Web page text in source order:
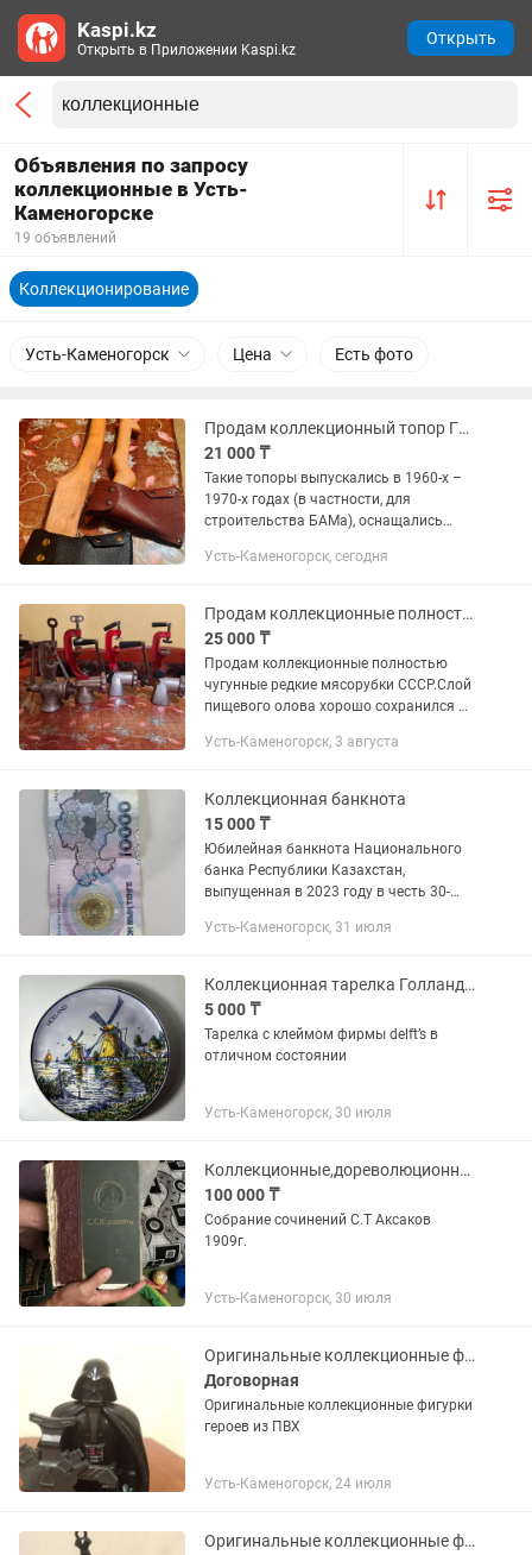
Объявления по запросу
коллекционные в Усть-
Каменогорске
19 объявлений
Коллекционирование
Усть-Каменогорск Цена Есть фото
Продам коллекционный топор ГПЗ,СССР из высокоуглеродистой стали у8
21 000 ₸
Такие топоры выпускались в 1960-х –
1970-х годах (в частности, для
строительства БАМа), оснащались
и клеймом «Три кольца». Сталь У8
Усть-Каменогорск, сегодня
Продам коллекционные полностью чугунные редкие мясорубки СССР
25 000 ₸
Продам коллекционные полностью
чугунные редкие мясорубки СССР.Слой
пищевого олова хорошо сохранился на
из чугуна : корпус
большая...
Усть-Каменогорск, 3 августа
Коллекционная банкнота
15 000 ₸
Юбилейная банкнота Национального
банка Республики Казахстан,
выпущенная в 2023 году в честь 30-
Номинал: 10 000 тенге Год выпуска:
Усть-Каменогорск, 31 июля
Коллекционная тарелка Голландия
5 000 ₸
Тарелка с клеймом фирмы delft’s в
отличном состоянии
Усть-Каменогорск, 30 июля
Коллекционные,дореволюционные книги, ретро.
100 000 ₸
Собрание сочинений С.Т Аксаков
1909г.
Усть-Каменогорск, 30 июля
Оригинальные коллекционные фигурки героев из ПВХ
Договорная
Оригинальные коллекционные фигурки
героев из ПВХ
Усть-Каменогорск, 24 июля
Оригинальные коллекционные фигурки героев из ПВХ
Kaspi.kz
Открыть в Приложении Kaspi.kz
Открыть